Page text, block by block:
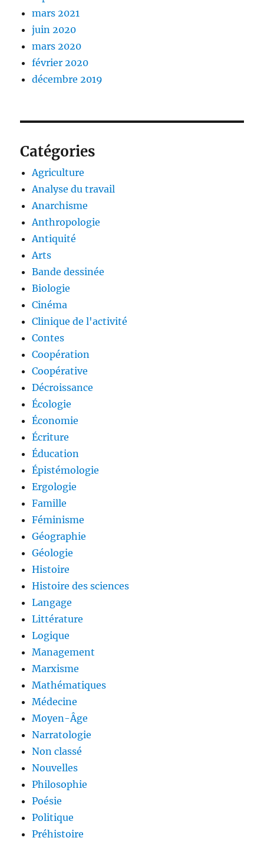
mars 2021
juin 2020
mars 2020
février 2020
décembre 2019
Catégories
Agriculture
Analyse du travail
Anarchisme
Anthropologie
Antiquité
Arts
Bande dessinée
Biologie
Cinéma
Clinique de l'activité
Contes
Coopération
Coopérative
Décroissance
Écologie
Économie
Écriture
Éducation
Épistémologie
Ergologie
Famille
Féminisme
Géographie
Géologie
Histoire
Histoire des sciences
Langage
Littérature
Logique
Management
Marxisme
Mathématiques
Médecine
Moyen-Âge
Narratologie
Non classé
Nouvelles
Philosophie
Poésie
Politique
Préhistoire